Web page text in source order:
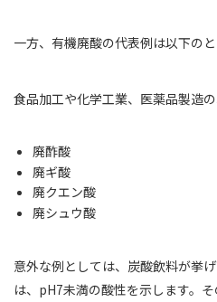
一方、有機廃酸の代表例は以下のと
食品加工や化学工業、医薬品製造の
廃酢酸
廃ギ酸
廃クエン酸
廃シュウ酸
意外な例としては、炭酸飲料が挙
は、pH7未満の酸性を示します。